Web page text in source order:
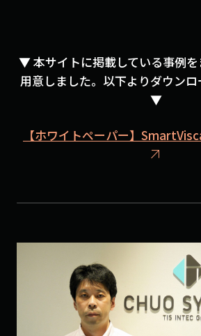
▼ 本サイトに掲載している事例
用意しました。以下よりダウン
▼
【ホワイトペーパー】